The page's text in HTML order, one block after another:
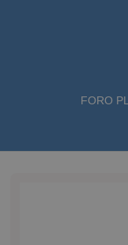
FORO